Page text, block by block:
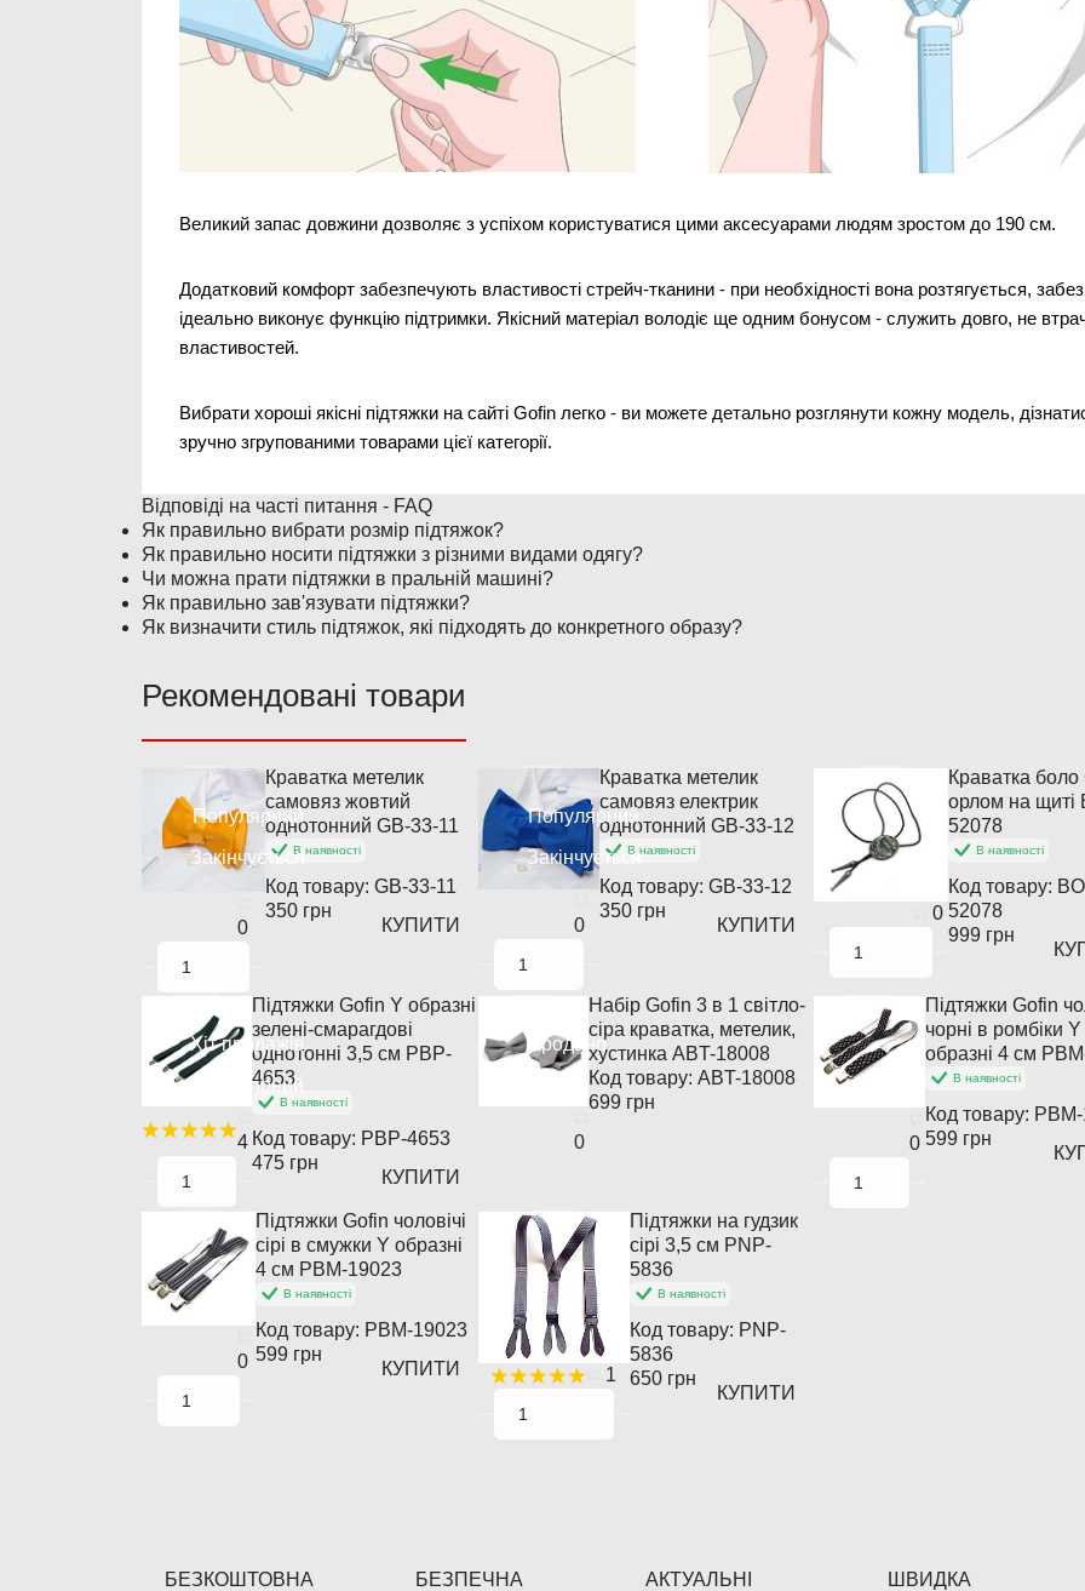
Великий запас довжини дозволяє з успіхом користуватися цими аксесуарами людям зростом до 190 см.
Додатковий комфорт забезпечують властивості стрейч-тканини - при необхідності вона розтягується,
ідеально виконує функцію підтримки. Якісний матеріал володіє ще одним бонусом - служить довго, не
властивостей.
Вибрати хороші якісні підтяжки на сайті Gofin легко - ви можете детально розглянути кожну модель,
зручно згрупованими товарами цієї категорії.
Відповіді на часті питання - FAQ
Як правильно вибрати розмір підтяжок?
Як правильно носити підтяжки з різними видами одягу?
Чи можна прати підтяжки в пральній машині?
Як правильно зав'язувати підтяжки?
Як визначити стиль підтяжок, які підходять до конкретного образу?
Рекомендовані товари
Популярний
Закінчується
0
Краватка метелик
самовяз жовтий
однотонний GB-33-11
В наявності
Код товару:GB-33-11
350 грн
КУПИТИ
Популярний
Закінчується
0
Краватка метелик
самовяз електрик
однотонний GB-33-12
В наявності
Код товару: GB-33-12
350 грн
КУПИТИ
0
Краватка боло
орлом на щиті
52078
В наявності
Код товару:
52078
999 грн
Хіт продажів
Популярний
4
Підтяжки Gofin Y образні
зелені-смарагдові
однотонні 3,5 см PBP-
4653
В наявності
Код товару: PBP-4653
475 грн
КУПИТИ
Продано
0
Набір Gofin 3 в 1 світло-
сіра краватка, метелик,
хустинка ABT-18008
Код товару: ABT-18008
699 грн
0
Підтяжки Gofin
чорні в ромбіки Y
образні 4 см
В наявності
Код товару:
599 грн
0
Підтяжки Gofin чоловічі
сірі в смужки Y образні
4 см PBM-19023
В наявності
Код товару: PBM-19023
599 грн
КУПИТИ 1
Підтяжки на гудзик
сірі 3,5 см PNP-
5836
В наявності
Код товару: PNP-
5836
650 грн
КУПИТИ
БЕЗКОШТОВНА БЕЗПЕЧНА АКТУАЛЬНІ ШВИДКА